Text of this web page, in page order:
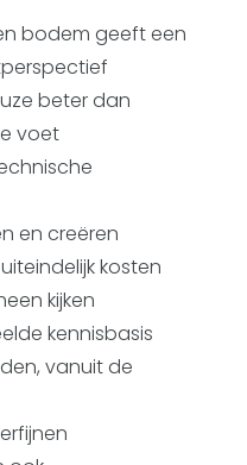
bodem geeft een
beter dan
voet
en creëren
kosten
kijken
kennisbasis
vanuit de